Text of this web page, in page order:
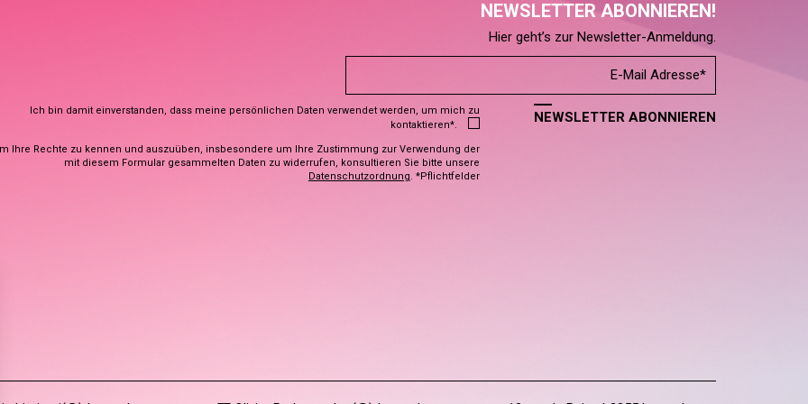
NEWSLETTER ABONNIEREN!
Hier geht’s zur Newsletter-Anmeldung.
Ich bin damit einverstanden, dass meine persönlichen Daten verwendet werden, um mich zu
kontaktieren*.
Ihre Rechte zu kennen und auszuüben, insbesondere um Ihre Zustimmung zur Verwendung der
mit diesem Formular gesammelten Daten zu widerrufen, konsultieren Sie bitte unsere
Datenschutzordnung. *Pflichtfelder
NEWSLETTER ABONNIEREN